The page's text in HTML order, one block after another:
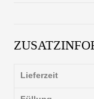
Lieferzeit